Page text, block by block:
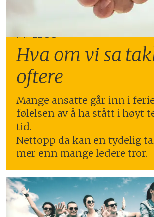
INNLEGG:
Hva om vi sa
oftere
Mange ansatte går inn i
følelsen av å ha stått i høyt
tid.
Nettopp da kan en tydelig
mer enn mange ledere tror.